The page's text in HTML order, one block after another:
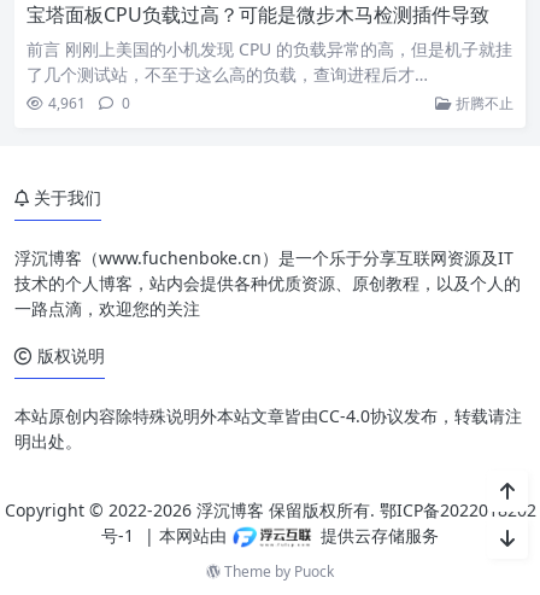
宝塔面板CPU负载过高？可能是微步木马检测插件导致
前言 刚刚上美国的小机发现 CPU 的负载异常的高，但是机子就挂
了几个测试站，不至于这么高的负载，查询进程后才…
4,961 0 折腾不止
关于我们
浮沉博客（www.fuchenboke.cn）是一个乐于分享互联网资源及IT
技术的个人博客，站内会提供各种优质资源、原创教程，以及个人的
一路点滴，欢迎您的关注
版权说明
本站原创内容除特殊说明外本站文章皆由CC-4.0协议发布，转载请注
明出处。
Copyright © 2022-2026 浮沉博客 保留版权所有. 鄂ICP备2022018202
号-1
| 本网站由 提供云存储服务
Theme by Puock